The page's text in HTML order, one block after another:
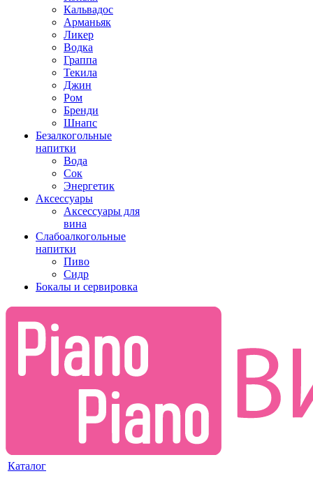
Кальвадос
Арманьяк
Ликер
Водка
Граппа
Текила
Джин
Ром
Бренди
Шнапс
Безалкогольные
напитки
Вода
Сок
Энергетик
Аксессуары
Аксессуары для
вина
Слабоалкогольные
напитки
Пиво
Сидр
Бокалы и сервировка
Каталог